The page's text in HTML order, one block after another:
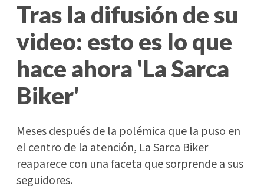
Tras la difusión de su
video: esto es lo que
hace ahora 'La Sarca
Biker'
Meses después de la polémica que la puso en
el centro de la atención, La Sarca Biker
reaparece con una faceta que sorprende a sus
seguidores.